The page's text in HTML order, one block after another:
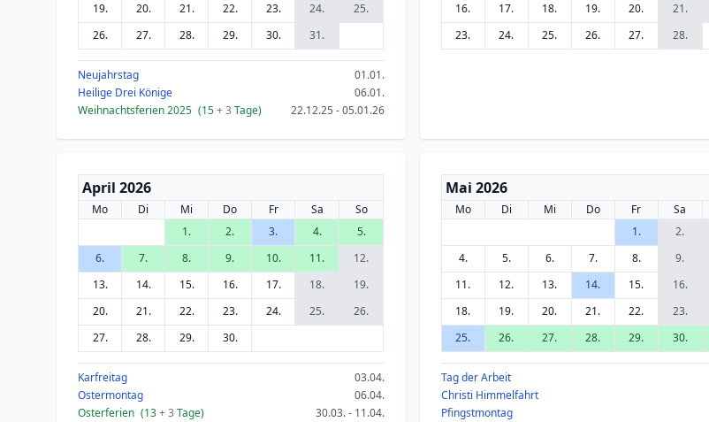
19.
20. 21. 22. 23. 24.
25.
26.
27. 28. 29. 30. 31.
Neujahrstag
01.01.
Heilige Drei Könige
06.01.
Weihnachtsferien 2025 (15+ 3 Tage) 22.12.25 - 05.01.26
16.
17. 18. 19. 20. 21.
23.
24. 25. 26. 27. 28.
April 2026
Mo Di Mi Do Fr Sa
So
1.
2. 3. 4.
5.
6.
7. 8. 9. 10. 11.
12.
13.
14. 15. 16. 17. 18.
19.
20.
21. 22. 23. 24. 25.
26.
27.
28. 29. 30.
Karfreitag
03.04.
Ostermontag
06.04.
Osterferien (13+ 3 Tage) 30.03. - 11.04.
Mai 2026
Mo Di Mi Do Fr Sa
1.
2.
4.
5. 6. 7. 8. 9.
11.
12. 13. 14. 15. 16.
18.
19. 20. 21. 22. 23.
25.
26. 27. 28. 29. 30.
Tag der Arbeit
Christi Himmelfahrt
Pfingstmontag